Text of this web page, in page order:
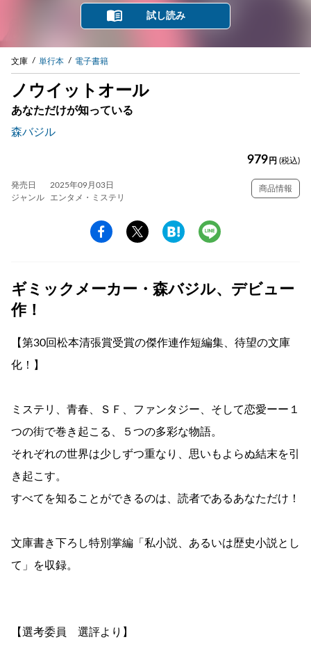
試し読み
文庫 単行本 電子書籍
ノウイットオール
あなただけが知っている
森バジル
979 円 (税込)
発売日
2025年09月03日
ジャンル
エンタメ・ミステリ
商品情報
ギミックメーカー・森バジル、デビュー
作！
【第30回松本清張賞受賞の傑作連作短編集、待望の文庫
化！】
ミステリ、青春、ＳＦ、ファンタジー、そして恋愛ーー１
つの街で巻き起こる、５つの多彩な物語。
それぞれの世界は少しずつ重なり、思いもよらぬ結末を引
き起こす。
すべてを知ることができるのは、読者であるあなただけ！
文庫書き下ろし特別掌編「私小説、あるいは歴史小説とし
て」を収録。
【選考委員 選評より】